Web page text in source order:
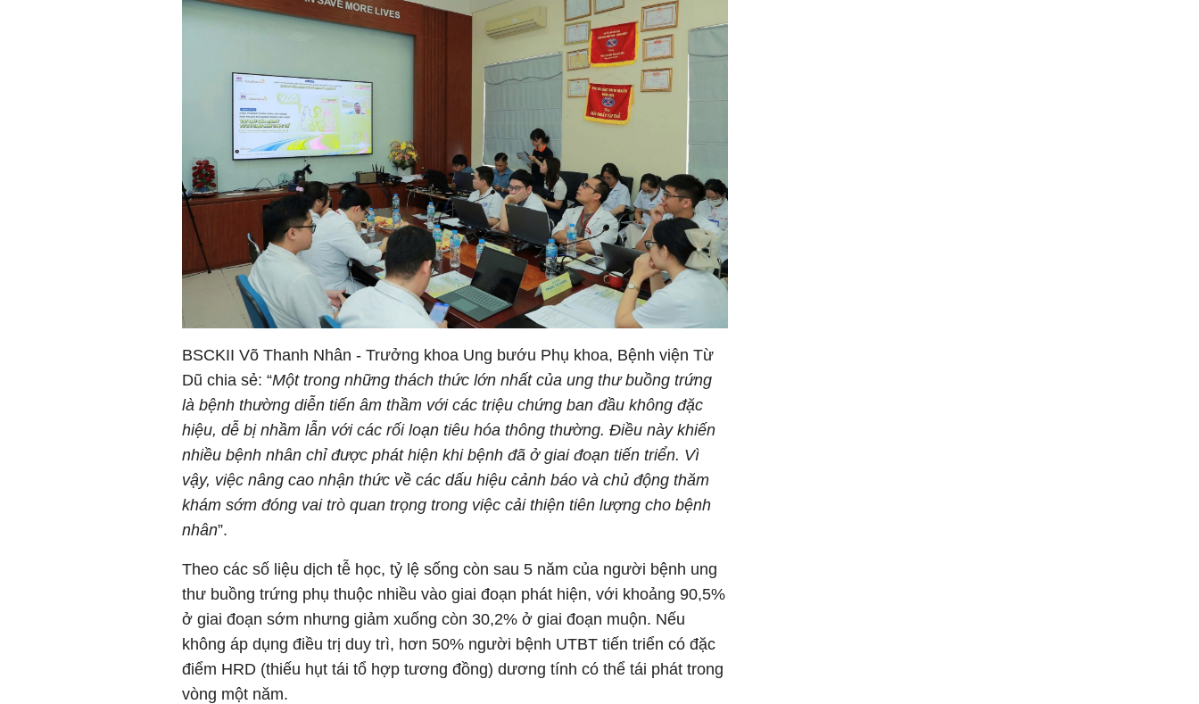
BSCKII Võ Thanh Nhân - Trưởng khoa Ung bướu Phụ khoa, Bệnh viện Từ
Dũ chia sẻ: “Một trong những thách thức lớn nhất của ung thư buồng trứng
là bệnh thường diễn tiến âm thầm với các triệu chứng ban đầu không đặc
hiệu, dễ bị nhầm lẫn với các rối loạn tiêu hóa thông thường. Điều này khiến
nhiều bệnh nhân chỉ được phát hiện khi bệnh đã ở giai đoạn tiến triển. Vì
vậy, việc nâng cao nhận thức về các dấu hiệu cảnh báo và chủ động thăm
khám sớm đóng vai trò quan trọng trong việc cải thiện tiên lượng cho bệnh
nhân”.
Theo các số liệu dịch tễ học, tỷ lệ sống còn sau 5 năm của người bệnh ung
thư buồng trứng phụ thuộc nhiều vào giai đoạn phát hiện, với khoảng 90,5%
ở giai đoạn sớm nhưng giảm xuống còn 30,2% ở giai đoạn muộn. Nếu
không áp dụng điều trị duy trì, hơn 50% người bệnh UTBT tiến triển có đặc
điểm HRD (thiếu hụt tái tổ hợp tương đồng) dương tính có thể tái phát trong
vòng một năm.